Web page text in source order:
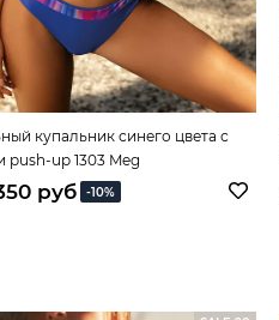
купальник синего цвета с
push-up 1303 Meg
руб -10%